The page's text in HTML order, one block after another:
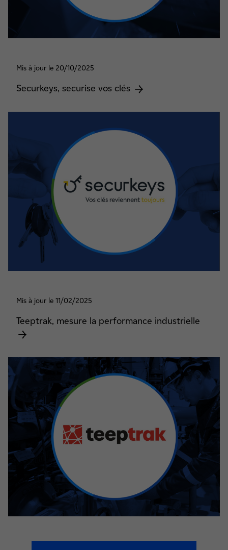
Mis à jour le 20/10/2025
Securkeys, securise vos clés
Mis à jour le 11/02/2025
Teeptrak, mesure la performance industrielle